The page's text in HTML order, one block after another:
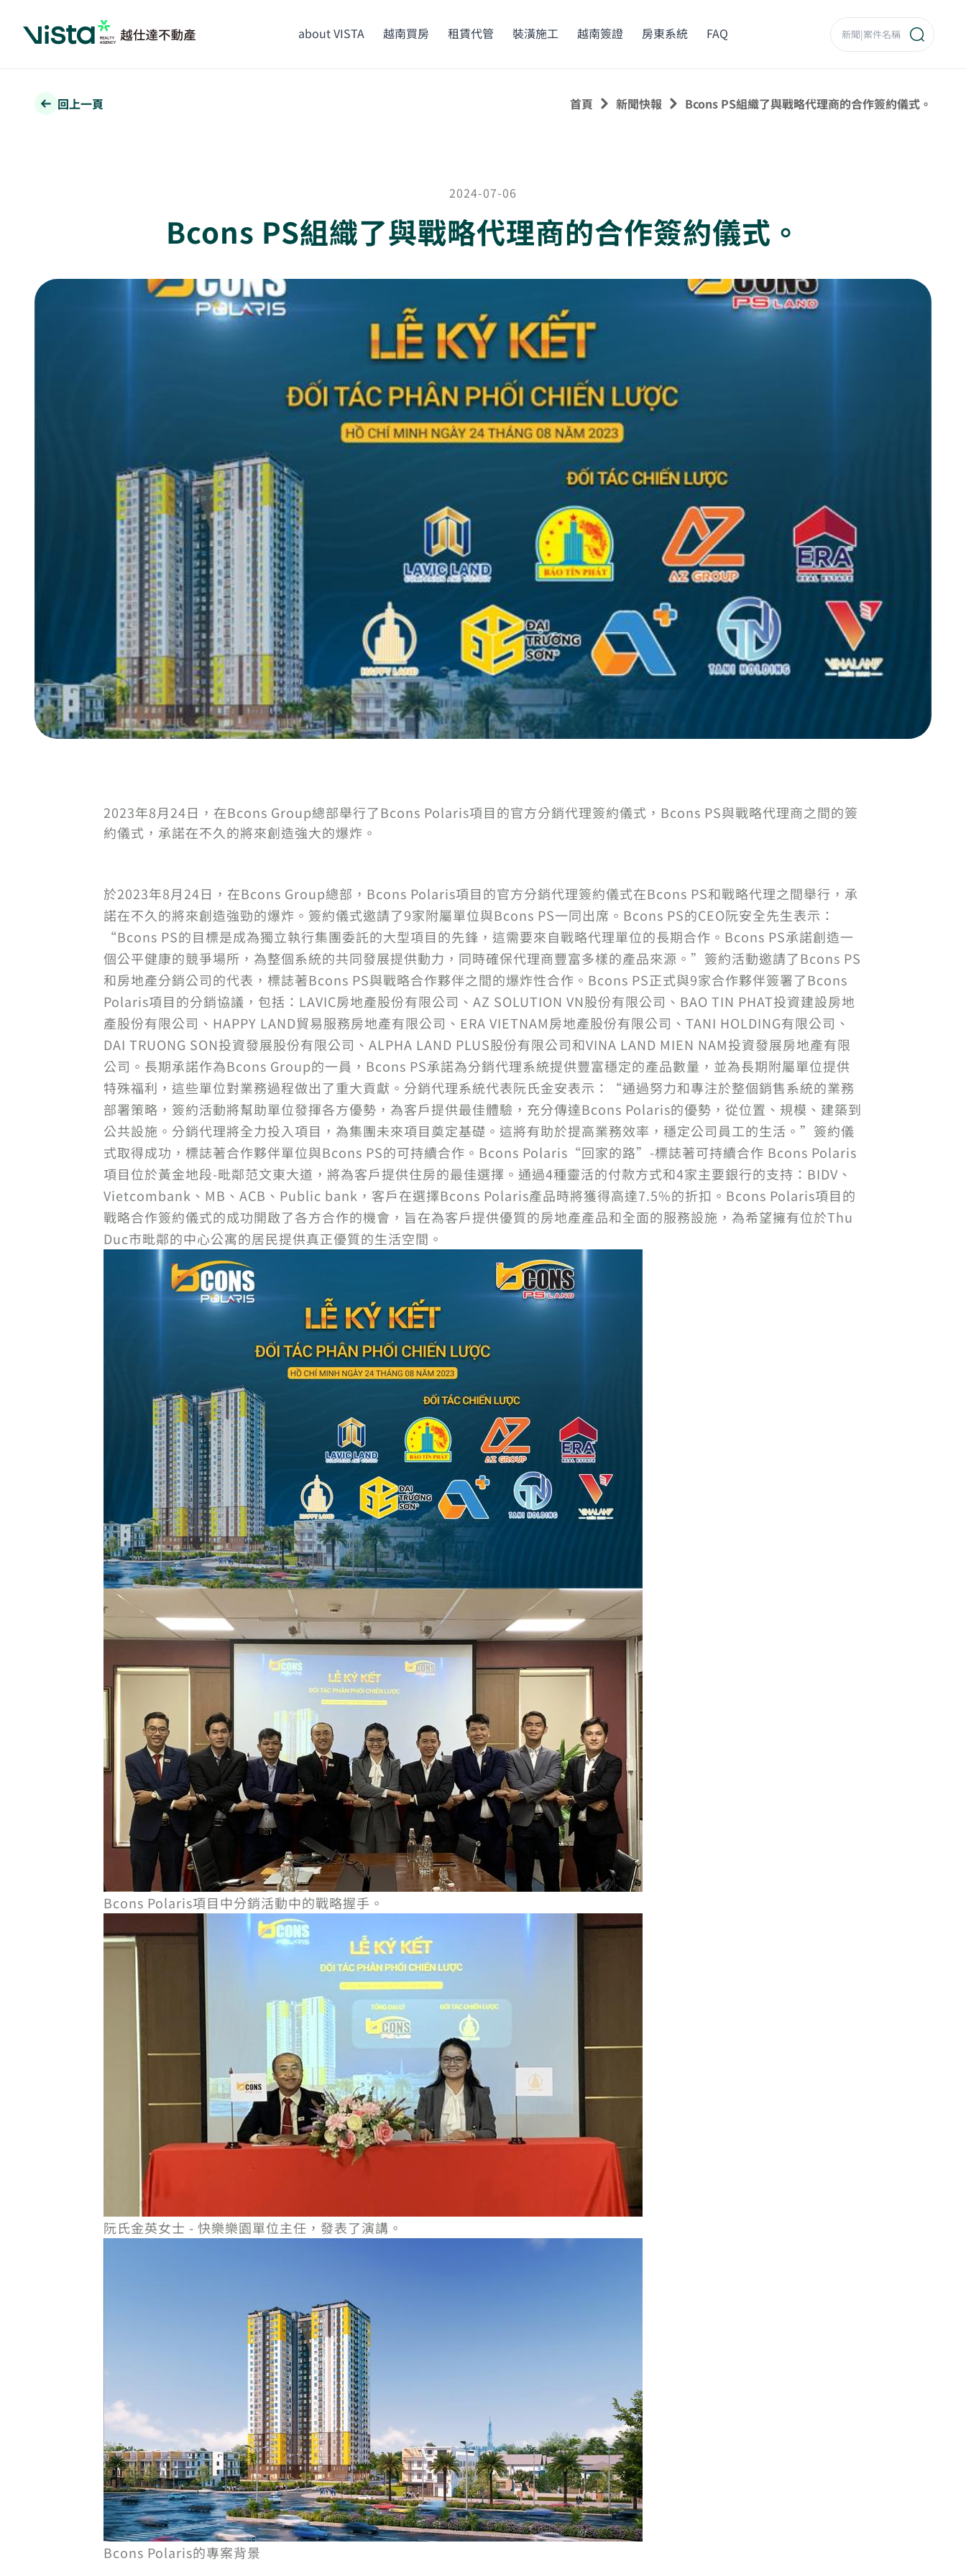
about VISTA 越南買房 租賃代管 裝潢施工 越南簽證 房東系統 FAQ
回上一頁 首頁 新聞快報 Bcons PS組織了與戰略代理商的合作簽約儀式。
2024-07-06
Bcons PS組織了與戰略代理商的合作簽約儀式。
2023年8月24日，在Bcons Group總部舉行了Bcons Polaris項目的官方分銷代理簽約儀式，Bcons PS與戰略代理商之間的簽
約儀式，承諾在不久的將來創造強大的爆炸。
於2023年8月24日，在Bcons Group總部，Bcons Polaris項目的官方分銷代理簽約儀式在Bcons PS和戰略代理之間舉行，承
諾在不久的將來創造強勁的爆炸。簽約儀式邀請了9家附屬單位與Bcons PS一同出席。Bcons PS的CEO阮安全先生表示：
“Bcons PS的目標是成為獨立執行集團委託的大型項目的先鋒，這需要來自戰略代理單位的長期合作。Bcons PS承諾創造一
個公平健康的競爭場所，為整個系統的共同發展提供動力，同時確保代理商豐富多樣的產品來源。”簽約活動邀請了Bcons PS
和房地產分銷公司的代表，標誌著Bcons PS與戰略合作夥伴之間的爆炸性合作。Bcons PS正式與9家合作夥伴簽署了Bcons
Polaris項目的分銷協議，包括：LAVIC房地產股份有限公司、AZ SOLUTION VN股份有限公司、BAO TIN PHAT投資建設房地
產股份有限公司、HAPPY LAND貿易服務房地產有限公司、ERA VIETNAM房地產股份有限公司、TANI HOLDING有限公司、
DAI TRUONG SON投資發展股份有限公司、ALPHA LAND PLUS股份有限公司和VINA LAND MIEN NAM投資發展房地產有限
公司。長期承諾作為Bcons Group的一員，Bcons PS承諾為分銷代理系統提供豐富穩定的產品數量，並為長期附屬單位提供
特殊福利，這些單位對業務過程做出了重大貢獻。分銷代理系統代表阮氏金安表示：“通過努力和專注於整個銷售系統的業務
部署策略，簽約活動將幫助單位發揮各方優勢，為客戶提供最佳體驗，充分傳達Bcons Polaris的優勢，從位置、規模、建築到
公共設施。分銷代理將全力投入項目，為集團未來項目奠定基礎。這將有助於提高業務效率，穩定公司員工的生活。”簽約儀
式取得成功，標誌著合作夥伴單位與Bcons PS的可持續合作。Bcons Polaris“回家的路”-標誌著可持續合作 Bcons Polaris
項目位於黃金地段-毗鄰范文東大道，將為客戶提供住房的最佳選擇。通過4種靈活的付款方式和4家主要銀行的支持：BIDV、
Vietcombank、MB、ACB、Public bank，客戶在選擇Bcons Polaris產品時將獲得高達7.5%的折扣。Bcons Polaris項目的
戰略合作簽約儀式的成功開啟了各方合作的機會，旨在為客戶提供優質的房地產產品和全面的服務設施，為希望擁有位於Thu
Duc市毗鄰的中心公寓的居民提供真正優質的生活空間。
Bcons Polaris項目中分銷活動中的戰略握手。
阮氏金英女士 - 快樂樂園單位主任，發表了演講。
Bcons Polaris的專案背景